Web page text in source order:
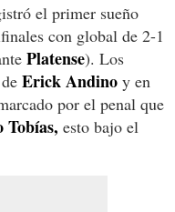
el primer sueño
con global de 2-1
Platense). Los
Erick Andino y en
por el penal que
Tobías, esto bajo el